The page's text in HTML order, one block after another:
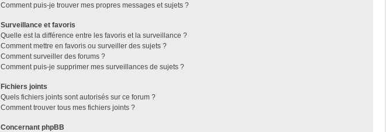
Comment puis-je trouver mes propres messages et sujets ?
Surveillance et favoris
Quelle est la différence entre les favoris et la surveillance ?
Comment mettre en favoris ou surveiller des sujets ?
Comment surveiller des forums ?
Comment puis-je supprimer mes surveillances de sujets ?
Fichiers joints
Quels fichiers joints sont autorisés sur ce forum ?
Comment trouver tous mes fichiers joints ?
Concernant phpBB